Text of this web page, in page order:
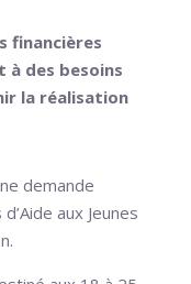
financières
des besoins
la réalisation
demande
aux Jeunes